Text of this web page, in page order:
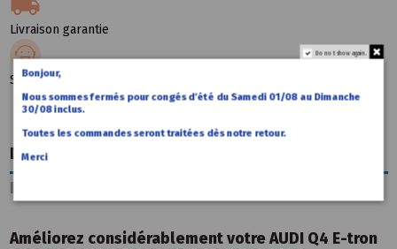
Livraison garantie
Support technique
Description
Détails du produit
Améliorez considérablement votre AUDI Q4 E-tron
Do not show again.
Bonjour,
Nous sommes fermés pour congés d’été du Samedi 01/08 au Dimanche
30/08 inclus.
Toutes les commandes seront traitées dès notre retour.
Merci